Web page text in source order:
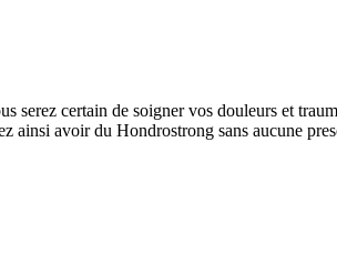
certain de soigner vos douleurs et
ainsi avoir du Hondrostrong sans aucune